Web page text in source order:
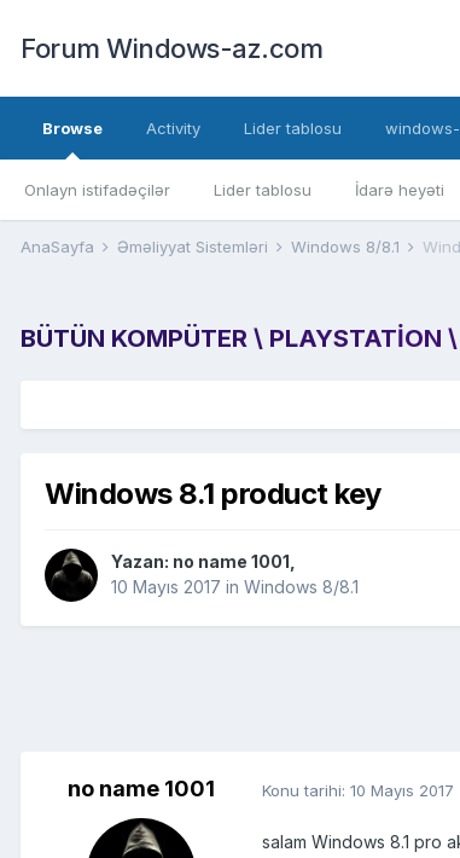
Forum Windows-az.com
Browse
Onlayn istifadəçilər Lider tablosu İdarə heyəti
Activity Lider tablosu
AnaSayfa Əməliyyat Sistemləri Windows 8/8.1
BÜTÜN KOMPÜTER \
Windows 8.1 product key
Yazan: no name 1001
10 Mayıs 2017 in Windows 8/8.1
no name 1001 Konu tarihi: 10 Mayıs 2017
salam Windows 8.1 pro